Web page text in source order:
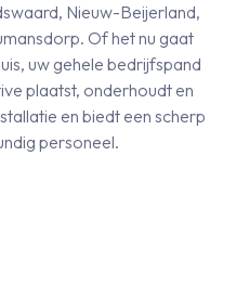
Nieuw-Beijerland,
Of het nu gaat
uw gehele bedrijfspand
plaatst, onderhoudt en
en biedt een scherp
personeel.